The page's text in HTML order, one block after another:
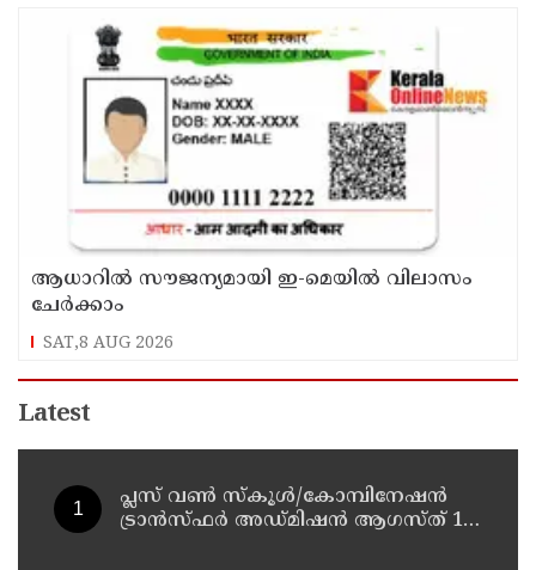
ആധാറിൽ സൗജന്യമായി ഇ-മെയിൽ വിലാസം
ചേർക്കാം
SAT,8 AUG 2026
Latest
പ്ലസ് വൺ സ്‌കൂൾ/കോമ്പിനേഷൻ
ട്രാൻസ്ഫർ അഡ്മിഷൻ ആഗസ്ത് 10,